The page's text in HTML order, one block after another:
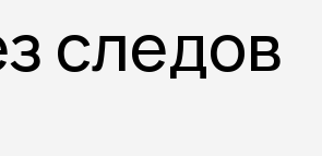
следов